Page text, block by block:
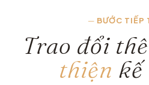
— BƯỚC TIẾP
Trao đổi
thiện kế